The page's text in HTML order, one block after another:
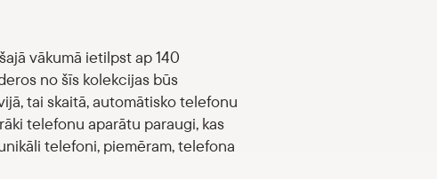
vākumā ietilpst ap 140
no šīs kolekcijas būs
tai skaitā, automātisko telefonu
telefonu aparātu paraugi, kas
telefoni, piemēram, telefona